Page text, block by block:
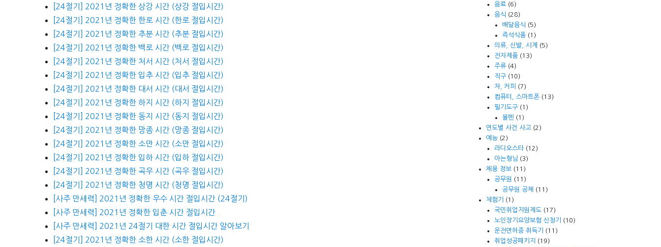
[24절기] 2021년 정확한 상강 시간 (상강 절입시간)
[24절기] 2021년 정확한 한로 시간 (한로 절입시간)
[24절기] 2021년 정확한 추분 시간 (추분 절입시간)
[24절기] 2021년 정확한 백로 시간 (백로 절입시간)
[24절기] 2021년 정확한 처서 시간 (처서 절입시간)
[24절기] 2021년 정확한 입추 시간 (입추 절입시간)
[24절기] 2021년 정확한 대서 시간 (대서 절입시간)
[24절기] 2021년 정확한 하지 시간 (하지 절입시간)
[24절기] 2021년 정확한 동지 시간 (동지 절입시간)
[24절기] 2021년 정확한 망종 시간 (망종 절입시간)
[24절기] 2021년 정확한 소만 시간 (소만 절입시간)
[24절기] 2021년 정확한 입하 시간 (입하 절입시간)
[24절기] 2021년 정확한 곡우 시간 (곡우 절입시간)
[24절기] 2021년 정확한 청명 시간 (청명 절입시간)
[사주 만세력] 2021년 정확한 우수 시간 절입시간 (24절기)
[사주 만세력] 2021년 정확한 입춘 시간 절입시간
[사주 만세력] 2021년 24절기 대한 시간 절입시간 알아보기
[24절기] 2021년 정확한 소한 시간 (소한 절입시간)
음료(6)
음식 (28)
배달음식 (5)
즉석식품(1)
의류, 신발, 시계
(5)
전자제품(13)
주류(4)
직구(10)
차, 커피
(7)
컴퓨터, 스마트폰(13)
필기도구(1)
볼펜 (1)
연도별 사건 사고 (2)
예능 (2)
라디오스타(12)
아는형님 (3)
채용 정보 (11)
공무원
(11)
공무원 공채 (11)
체험기
(1)
국민취업지원제도(17)
노인장기요양보험 신청기
(10)
운전면허증 취득기
(11)
취업성공패키지
(19)